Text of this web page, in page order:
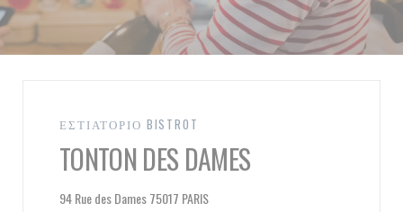
ΕΣΤΙΑΤΌΡΙΟ BISTROT
TONTON DES DAMES
94 Rue des Dames 75017 PARIS((ανοίγει σε νέο παράθυρο))